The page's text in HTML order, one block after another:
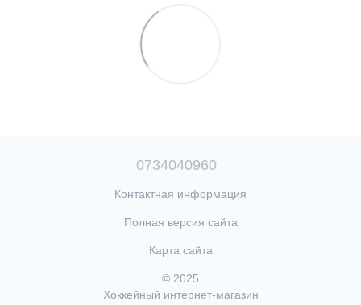
0734040960
Контактная информация
Полная версия сайта
Карта сайта
© 2025
Хоккейный интернет-магазин